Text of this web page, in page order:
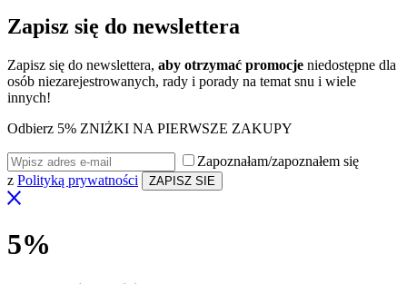
Zapisz się do newslettera
Zapisz się do newslettera, aby otrzymać promocje niedostępne dla
osób niezarejestrowanych, rady i porady na temat snu i wiele
innych!
Odbierz 5% ZNIŻKI NA PIERWSZE ZAKUPY
Zapoznałam/zapoznałem się
z Polityką prywatności
5%